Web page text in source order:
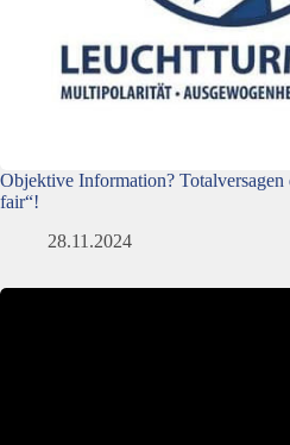
Objektive Information?
fair“!
28.11.2024